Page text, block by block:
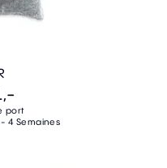
port
4 Semaines